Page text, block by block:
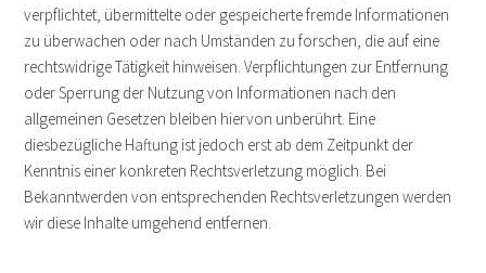
verpflichtet, übermittelte oder gespeicherte fremde Informationen
zu überwachen oder nach Umständen zu forschen, die auf eine
rechtswidrige Tätigkeit hinweisen. Verpflichtungen zur Entfernung
oder Sperrung der Nutzung von Informationen nach den
allgemeinen Gesetzen bleiben hiervon unberührt. Eine
diesbezügliche Haftung ist jedoch erst ab dem Zeitpunkt der
Kenntnis einer konkreten Rechtsverletzung möglich. Bei
Bekanntwerden von entsprechenden Rechtsverletzungen werden
wir diese Inhalte umgehend entfernen.